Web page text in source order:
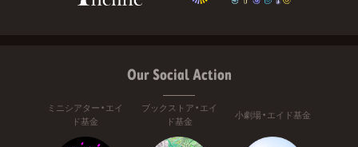
Our Social Action
ミニシアター・エイ
ド基金
ブックストア・エイ
ド基金
小劇場・エイド基金